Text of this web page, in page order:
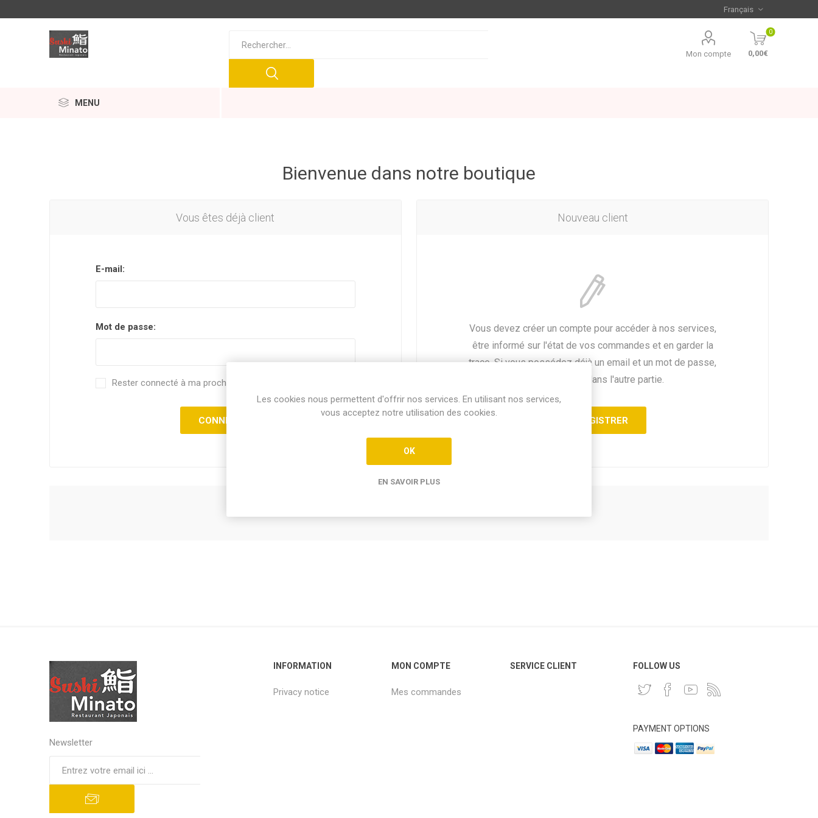
Mon compte
0
0,00€
MENU
Bienvenue dans notre boutique
Nouveau client
Vous devez créer un compte pour accéder à nos services,
être informé sur l'état de vos commandes et en garder la
trace. Si vous possédez déjà un email et un mot de passe,
identifiez vous dans l'autre partie.
Vous êtes déjà client
E-mail:
Mot de passe:
Rester connecté à ma prochaine visite.
Newsletter
INFORMATION
Privacy notice
MON COMPTE
Mes commandes
SERVICE CLIENT FOLLOW US
PAYMENT OPTIONS
Les cookies nous permettent d'offrir nos services. En utilisant nos services,
vous acceptez notre utilisation des cookies.
OK
EN SAVOIR PLUS